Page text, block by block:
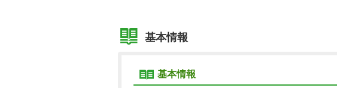
基本情報
基本情報